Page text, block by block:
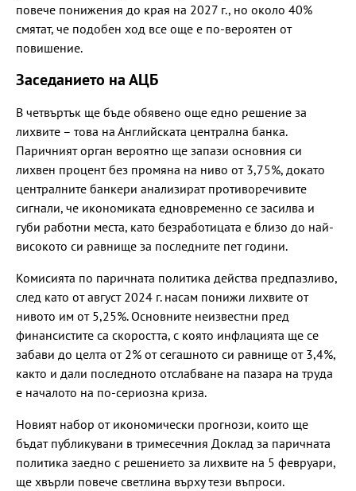
повече понижения до края на 2027 г., но около 40%
смятат, че подобен ход все още е по-вероятен от
повишение.
Заседанието на АЦБ
В четвъртък ще бъде обявено още едно решение за
лихвите – това на Английската централна банка.
Паричният орган вероятно ще запази основния си
лихвен процент без промяна на ниво от 3,75%, докато
централните банкери анализират противоречивите
сигнали, че икономиката едновременно се засилва и
губи работни места, като безработицата е близо до най-
високото си равнище за последните пет години.
Комисията по паричната политика действа предпазливо,
след като от август 2024 г. насам понижи лихвите от
нивото им от 5,25%. Основните неизвестни пред
финансистите са скоростта, с която инфлацията ще се
забави до целта от 2% от сегашното си равнище от 3,4%,
както и дали последното отслабване на пазара на труда
е началото на по-сериозна криза.
Новият набор от икономически прогнози, които ще
бъдат публикувани в тримесечния Доклад за паричната
политика заедно с решението за лихвите на 5 февруари,
ще хвърли повече светлина върху тези въпроси.